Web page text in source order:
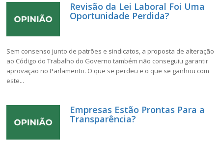
Revisão da Lei Laboral Foi Uma
Oportunidade Perdida?
Sem consenso junto de patrões e sindicatos, a proposta de alteração
ao Código do Trabalho do Governo também não conseguiu garantir
aprovação no Parlamento. O que se perdeu e o que se ganhou com
este...
Empresas Estão Prontas Para a
Transparência?